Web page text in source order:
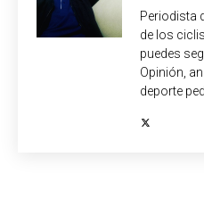
Periodista
de los
puedes
Opinión,
deporte